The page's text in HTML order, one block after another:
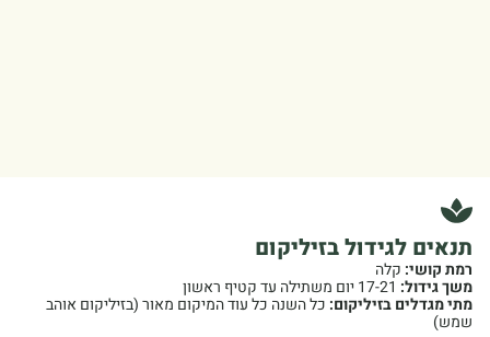
תנאים לגידול בזיליקום
רמת קושי: קלה
משך גידול:
מתי מגדלים בזיליקום: כל השנה כל עוד המיקום מאור (בזיליקום אוהב
שמש)